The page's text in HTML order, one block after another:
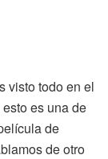
visto todo en el
es una de
de
de otro